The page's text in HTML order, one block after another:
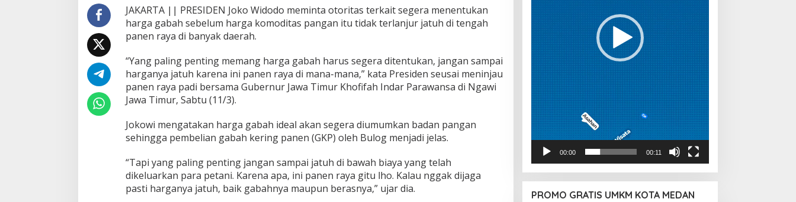
n
JAKARTA || PRESIDEN Joko Widodo meminta otoritas terkait segera menentukan
harga gabah sebelum harga komoditas pangan itu tidak terlanjur jatuh di tengah
panen raya di banyak daerah.
“Yang paling penting memang harga gabah harus segera ditentukan, jangan sampai
harganya jatuh karena ini panen raya di mana-mana,” kata Presiden seusai meninjau
panen raya padi bersama Gubernur Jawa Timur Khofifah Indar Parawansa di Ngawi
Jawa Timur, Sabtu (11/3).
Jokowi mengatakan harga gabah ideal akan segera diumumkan badan pangan
sehingga pembelian gabah kering panen (GKP) oleh Bulog menjadi jelas.
“Tapi yang paling penting jangan sampai jatuh di bawah biaya yang telah
dikeluarkan para petani. Karena apa, ini panen raya gitu lho. Kalau nggak dijaga
pasti harganya jatuh, baik gabahnya maupun berasnya,” ujar dia.
00:00 00:11
PROMO GRATIS UMKM KOTA MEDAN